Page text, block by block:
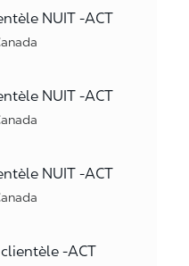
NUIT -ACT
NUIT -ACT
NUIT -ACT
-ACT